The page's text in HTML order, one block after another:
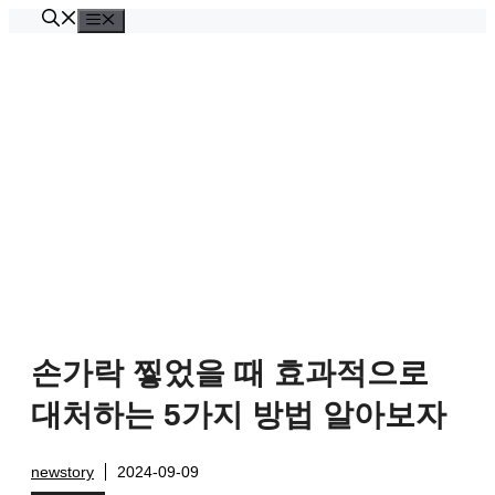
Skip
손가락 찧었을 때 효과적으로
대처하는 5가지 방법 알아보자
newstory 2024-09-09